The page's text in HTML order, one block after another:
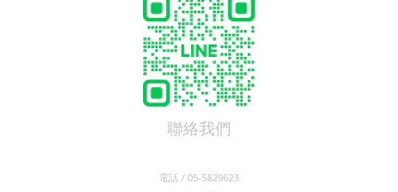
聯絡我們
電話 / 05-5829623